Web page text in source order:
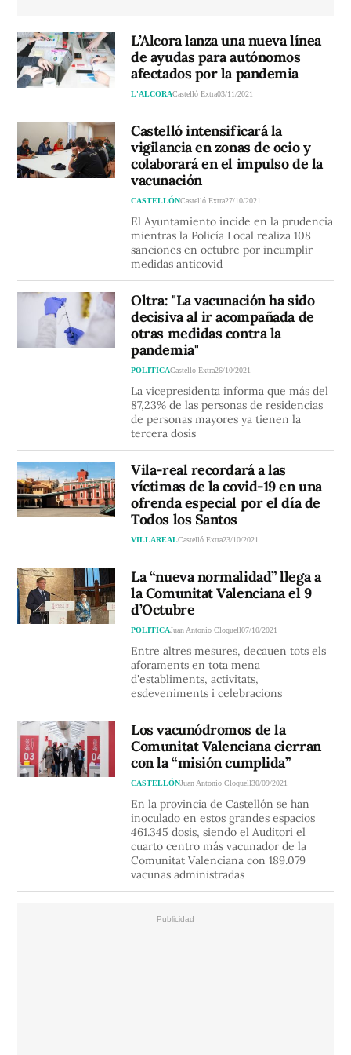
L’Alcora lanza una nueva línea
de ayudas para autónomos
afectados por la pandemia
L'ALCORACastelló Extra03/11/2021
Castelló intensificará la
vigilancia en zonas de ocio y
colaborará en el impulso de la
vacunación
CASTELLÓNCastelló Extra27/10/2021
El Ayuntamiento incide en la prudencia
mientras la Policía Local realiza 108
sanciones en octubre por incumplir
medidas anticovid
Oltra: "La vacunación ha sido
decisiva al ir acompañada de
otras medidas contra la
pandemia"
POLITICACastelló Extra26/10/2021
La vicepresidenta informa que más del
87,23% de las personas de residencias
de personas mayores ya tienen la
tercera dosis
Vila-real recordará a las
víctimas de la covid-19 en una
ofrenda especial por el día de
Todos los Santos
VILLAREALCastelló Extra23/10/2021
La “nueva normalidad” llega a
la Comunitat Valenciana el 9
d’Octubre
POLITICAJuan Antonio Cloquell07/10/2021
Entre altres mesures, decauen tots els
aforaments en tota mena
d'establiments, activitats,
esdeveniments i celebracions
Los vacunódromos de la
Comunitat Valenciana cierran
con la “misión cumplida”
CASTELLÓNJuan Antonio Cloquell30/09/2021
En la provincia de Castellón se han
inoculado en estos grandes espacios
461.345 dosis, siendo el Auditori el
cuarto centro más vacunador de la
Comunitat Valenciana con 189.079
vacunas administradas